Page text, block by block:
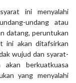
ini menyalahi
undang atau
datang, peruntukan
ini akan ditafsirkan
wujud dan syarat-
berkuatkuasa
yang menyalahi